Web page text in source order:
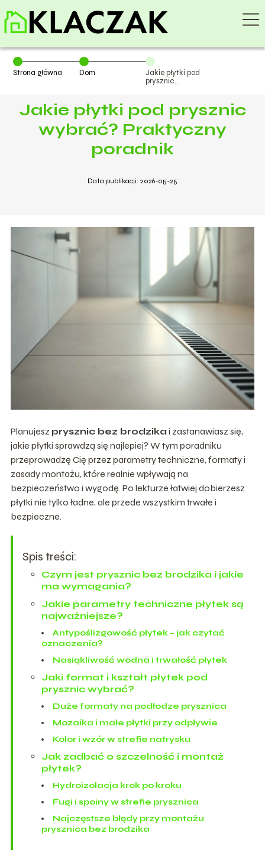
Strona główna Dom
Jakie płytki pod
prysznic
poradnik
Jakie płytki pod prysznic
wybrać? Praktyczny
poradnik
Data publikacji: 2026-05-25
Planujesz prysznic bez brodzika i zastanawiasz się,
jakie płytki sprawdzą się najlepiej? W tym poradniku
przeprowadzę Cię przez parametry techniczne, formaty i
zasady montażu, które realnie wpływają na
bezpieczeństwo i wygodę. Po lekturze łatwiej dobierzesz
płytki nie tylko ładne, ale przede wszystkim trwałe i
bezpieczne.
Spis treści:
Czym jest prysznic bez brodzika i jakie
ma wymagania?
Jakie parametry techniczne płytek są
najważniejsze?
Antypoślizgowość płytek – jak czytać
oznaczenia?
Nasiąkliwość wodna i trwałość płytek
Jaki format i kształt płytek pod
prysznic wybrać?
Duże formaty na podłodze prysznica
Mozaika i małe płytki przy odpływie
Kolor i wzór w strefie natrysku
Jak zadbać o szczelność i montaż
płytek?
Hydroizolacja krok po kroku
Fugi i spoiny w strefie prysznica
Najczęstsze błędy przy montażu
prysznica bez brodzika